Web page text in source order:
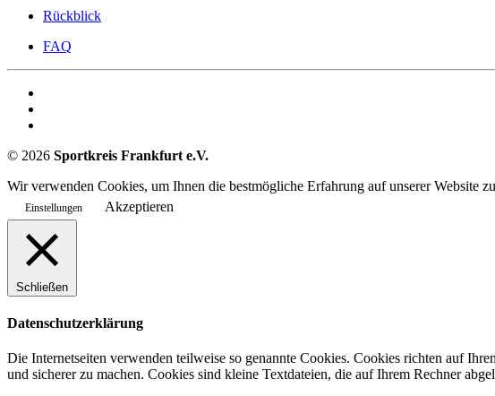
Rückblick
FAQ
© 2026 Sportkreis Frankfurt e.V.
Wir verwenden Cookies, um Ihnen die bestmögliche Erfahrung auf unserer Website
Einstellungen Akzeptieren
Schließen
Datenschutzerklärung
Die Internetseiten verwenden teilweise so genannte Cookies. Cookies richten auf
und sicherer zu machen. Cookies sind kleine Textdateien, die auf Ihrem Rechner